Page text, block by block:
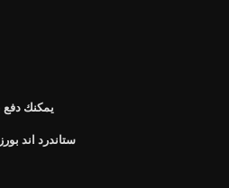
يمكنك دفع
ستاندرد اند بورز 500 ما قبل السوق الرسم